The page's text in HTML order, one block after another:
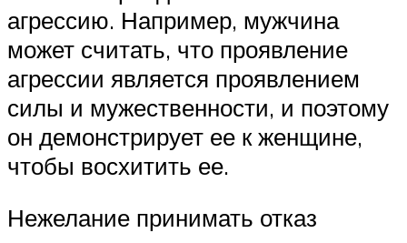
агрессию. Например, мужчина
может считать, что проявление
агрессии является проявлением
силы и мужественности, и поэтому
он демонстрирует ее к женщине,
чтобы восхитить ее.
Нежелание принимать отказ